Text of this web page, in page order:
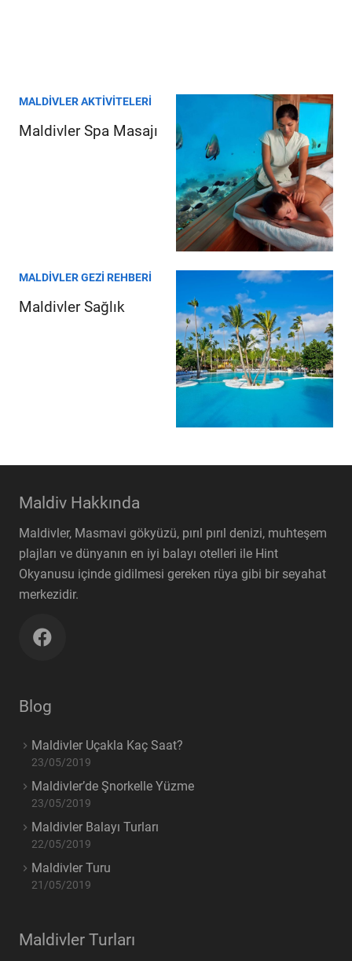
MALDIVLER AKTIVITELERI
Maldivler Spa Masajı
MALDIVLER GEZI REHBERI
Maldivler Sağlık
Maldiv Hakkında
Maldivler, Masmavi gökyüzü, pırıl pırıl denizi, muhteşem
plajları ve dünyanın en iyi balayı otelleri ile Hint
Okyanusu içinde gidilmesi gereken rüya gibi bir seyahat
merkezidir.
Blog
Maldivler Uçakla Kaç Saat?
23/05/2019
Maldivler’de Şnorkelle Yüzme
23/05/2019
Maldivler Balayı Turları
22/05/2019
Maldivler Turu
21/05/2019
Maldivler Turları